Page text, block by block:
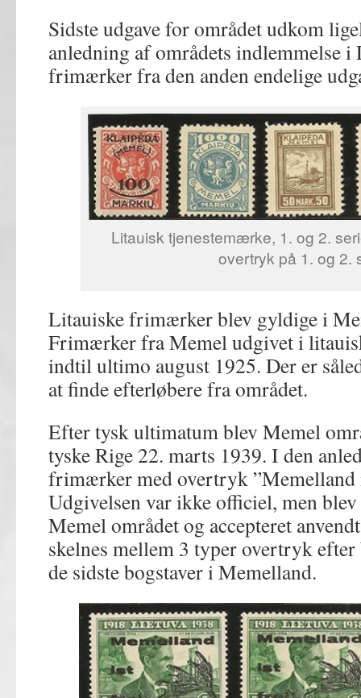
Sidste udgave for området udkom
anledning af områdets indlemmelse
frimærker fra den anden endelige
Litauisk tjenestemærke, 1. og 2.
overtryk på 1. og 2.
Litauiske frimærker blev gyldige i
Frimærker fra Memel udgivet i
indtil ultimo august 1925. Der er
at finde efterløbere fra området.
Efter tysk ultimatum blev Memel
tyske Rige 22. marts 1939. I den
frimærker med overtryk ”Memelland
Udgivelsen var ikke officiel, men
Memel området og accepteret
skelnes mellem 3 typer overtryk
de sidste bogstaver i Memelland.